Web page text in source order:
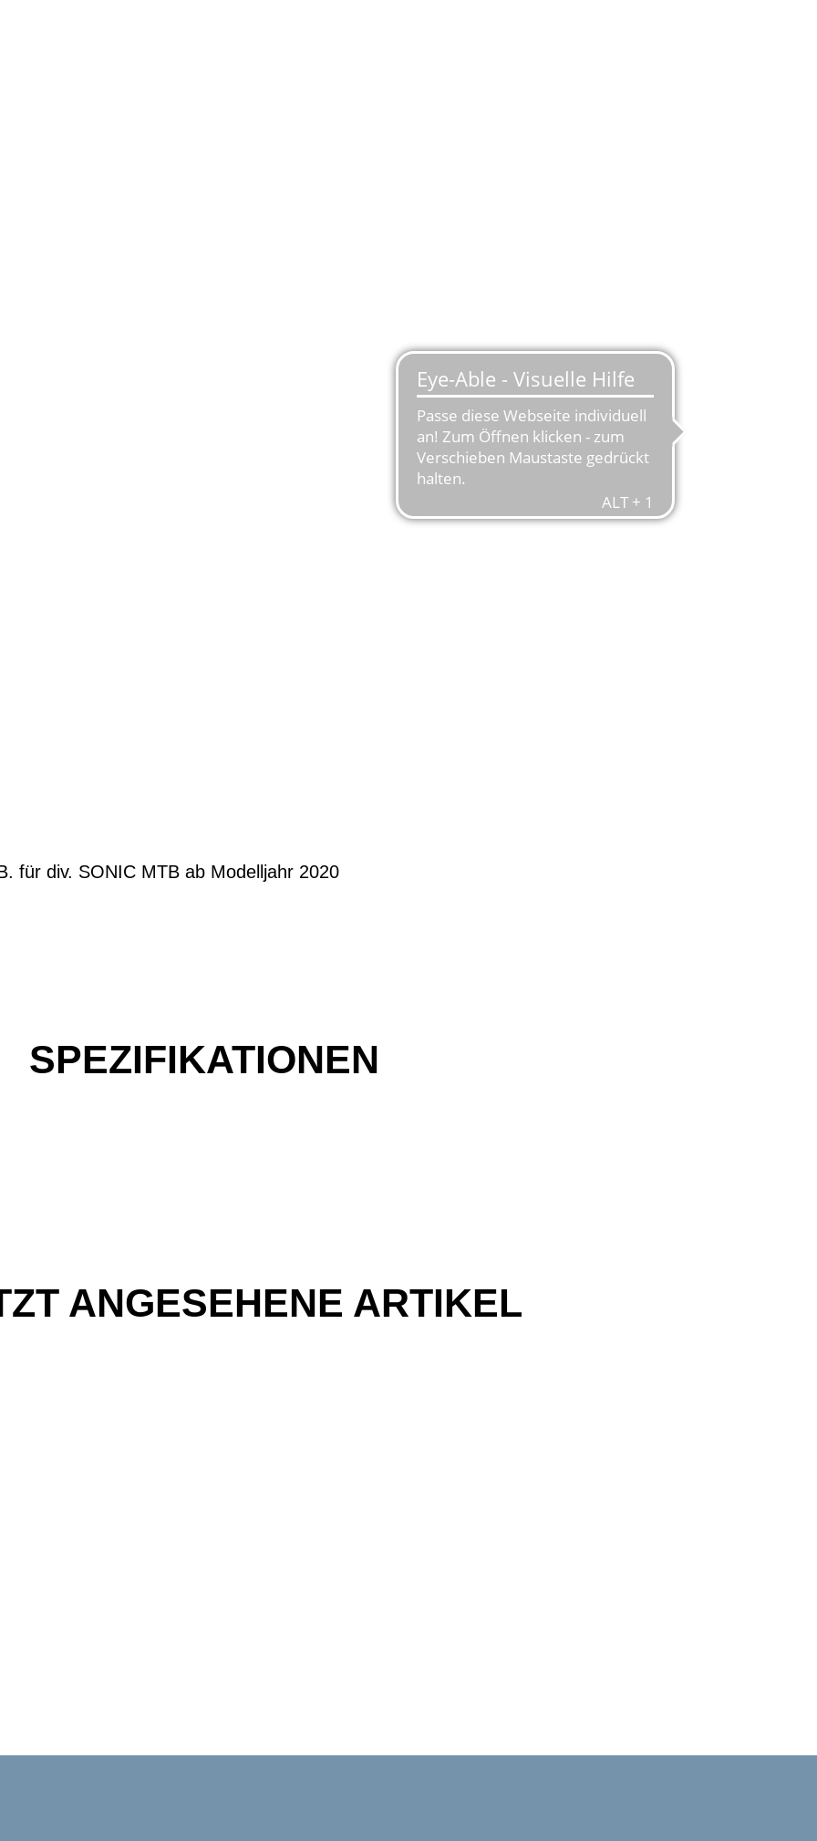
für div. SONIC MTB ab Modelljahr 2020
SPEZIFIKATIONEN
ANGESEHENE ARTIKEL